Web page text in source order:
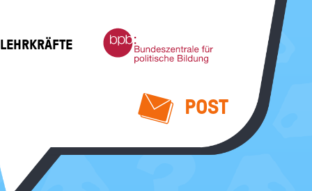
Bundeszentrale
für
politische
POST